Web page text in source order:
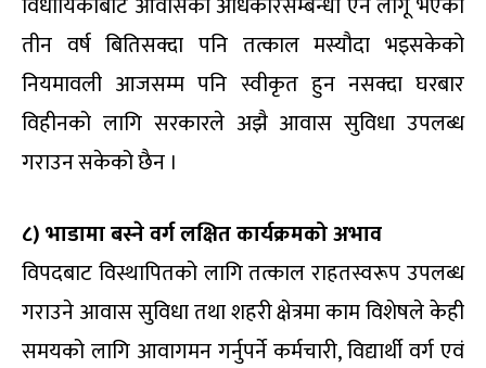
तीन वर्ष बितिसक्दा पनि तत्काल मस्यौदा भइसकेको
नियमावली आजसम्म पनि स्वीकृत हुन नसक्दा घरबार
विहीनको लागि सरकारले अझै आवास सुविधा उपलब्ध
गराउन सकेको छैन ।
८) भाडामा बस्ने वर्ग लक्षित कार्यक्रमको अभाव
विपदबाट विस्थापितको लागि तत्काल राहतस्वरूप उपलब्ध
गराउने आवास सुविधा तथा शहरी क्षेत्रमा काम विशेषले केही
समयको लागि आवागमन गर्नुपर्ने कर्मचारी, विद्यार्थी वर्ग एवं